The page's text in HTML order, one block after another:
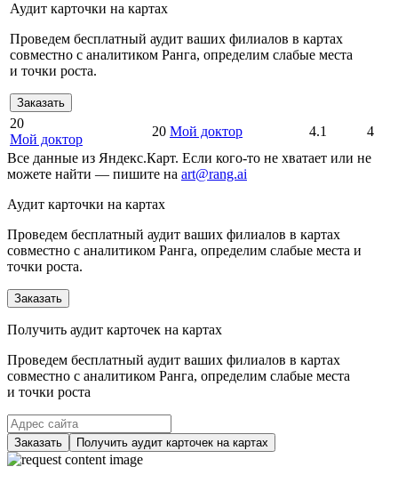
Аудит карточки на картах
Проведем бесплатный аудит ваших филиалов в картах
совместно с аналитиком Ранга, определим слабые места
и точки роста.
Заказать
20
Мой доктор
20 Мой доктор 4.1
4
Все данные из Яндекс.Карт. Если кого-то не хватает или не
можете найти — пишите на art@rang.ai
Аудит карточки на картах
Проведем бесплатный аудит ваших филиалов в картах
совместно с аналитиком Ранга, определим слабые места и
точки роста.
Заказать
Получить аудит карточек на картах
Проведем бесплатный аудит ваших филиалов в картах
совместно с аналитиком Ранга, определим слабые места
и точки роста
Заказать Получить аудит карточек на картах